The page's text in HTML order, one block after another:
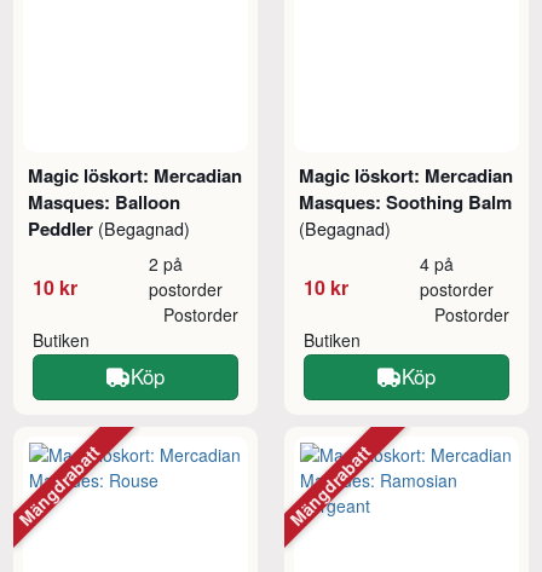
Magic löskort: Mercadian
Masques: Balloon
Peddler (Begagnad)
10 kr
2 på
postorder
Butiken
Postorder
Köp
Magic löskort: Mercadian
Masques: Soothing Balm
(Begagnad)
10 kr
4 på
postorder
Butiken
Postorder
Köp
Mängdrabatt Mängdrabatt